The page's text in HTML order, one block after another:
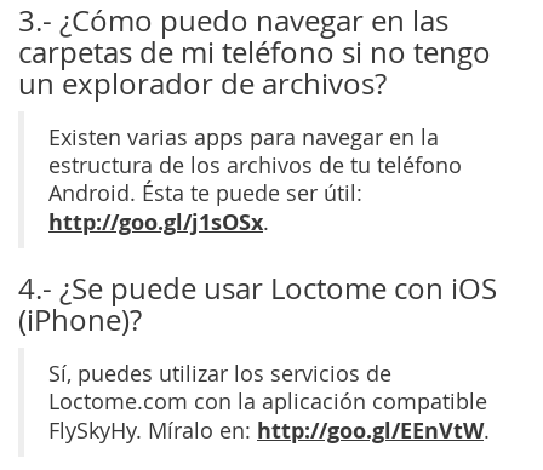
3.- ¿Cómo puedo navegar en las
carpetas de mi teléfono si no tengo
un explorador de archivos?
Existen varias apps para navegar en la
estructura de los archivos de tu teléfono
Android. Ésta te puede ser útil:
http://goo.gl/j1sOSx.
4.- ¿Se puede usar Loctome con iOS
(iPhone)?
Sí, puedes utilizar los servicios de
Loctome.com con la aplicación compatible
FlySkyHy. Míralo en: http://goo.gl/EEnVtW.